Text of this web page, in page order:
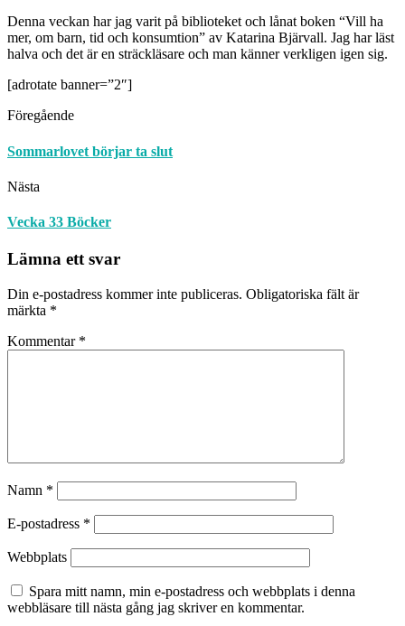
Denna veckan har jag varit på biblioteket och lånat boken “Vill ha
mer, om barn, tid och konsumtion” av Katarina Bjärvall. Jag har läst
halva och det är en sträckläsare och man känner verkligen igen sig.
[adrotate banner=”2″]
Föregående
Sommarlovet börjar ta slut
Nästa
Vecka 33 Böcker
Lämna ett svar
Din e-postadress kommer inte publiceras. Obligatoriska fält är
märkta *
Kommentar *
Namn *
E-postadress *
Webbplats
Spara mitt namn, min e-postadress och webbplats i denna
webbläsare till nästa gång jag skriver en kommentar.